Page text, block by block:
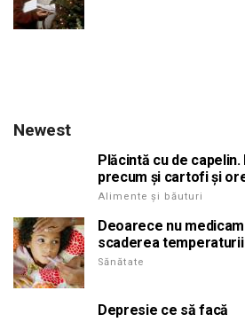
Newest
Plăcintă cu de
precum și cartofi și
Alimente și băuturi
Deoarece nu
scaderea temperaturii
Sănătate
Depresie ce să facă